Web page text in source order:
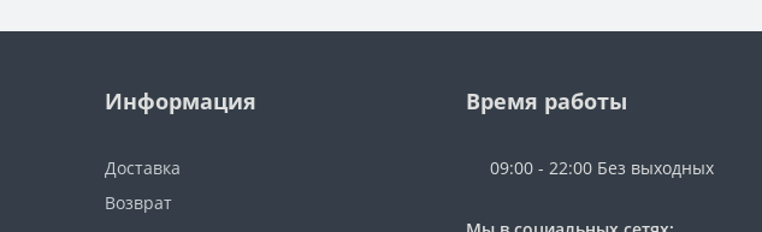
Информация
Доставка
Возврат
Время работы
09:00 - 22:00 Без выходных